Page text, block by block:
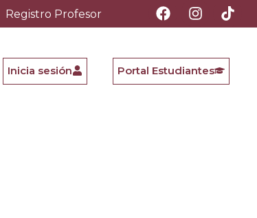
Registro Profesor
Inicia sesión Portal Estudiantes